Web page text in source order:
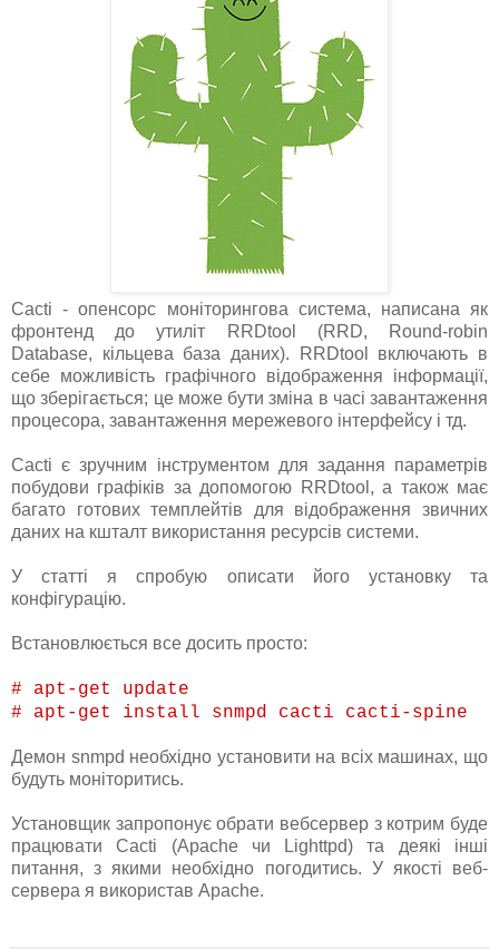
Cacti - опенсорс моніторингова система, написана як
фронтенд до утиліт RRDtool (RRD, Round-robin
Database, кільцева база даних). RRDtool включають в
себе можливість графічного відображення інформації,
що зберігається; це може бути зміна в часі завантаження
процесора, завантаження мережевого інтерфейсу і тд.
Cacti є зручним інструментом для задання параметрів
побудови графіків за допомогою RRDtool, а також має
багато готових темплейтів для відображення звичних
даних на кшталт використання ресурсів системи.
У статті я спробую описати його установку та
конфігурацію.
Встановлюється все досить просто:
# apt-get update
# apt-get install snmpd cacti cacti-spine
Демон snmpd необхідно установити на всіх машинах, що
будуть моніторитись.
Установщик запропонує обрати вебсервер з котрим буде
працювати Cacti (Apache чи Lighttpd) та деякі інші
питання, з якими необхідно погодитись. У якості веб-
сервера я використав Apache.